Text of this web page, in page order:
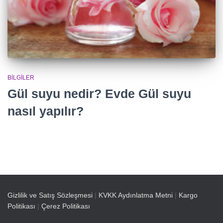
BILGILER
Gül suyu nedir? Evde Gül suyu
nasıl yapılır?
Gizlilik ve Satış Sözleşmesi | KVKK Aydınlatma Metni | Kargo
Politikası | Çerez Politikası